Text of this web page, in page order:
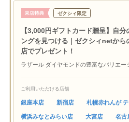
ゼクシィ限定
【3,000円ギフトカード贈呈】自
ングを見つける｜ゼクシィnetから
店でプレゼント！
ラザール ダイヤモンドの豊富なバリエー
でのご来店予約をご利用の方に『JCBギ
プレゼント中！ ※初めてラザール ダイ
す ※ご本人確認させていただく場合も
ご利用いただける店舗
銀座本店 新宿店 札幌赤れんが
横浜みなとみらい店 大宮店 名古